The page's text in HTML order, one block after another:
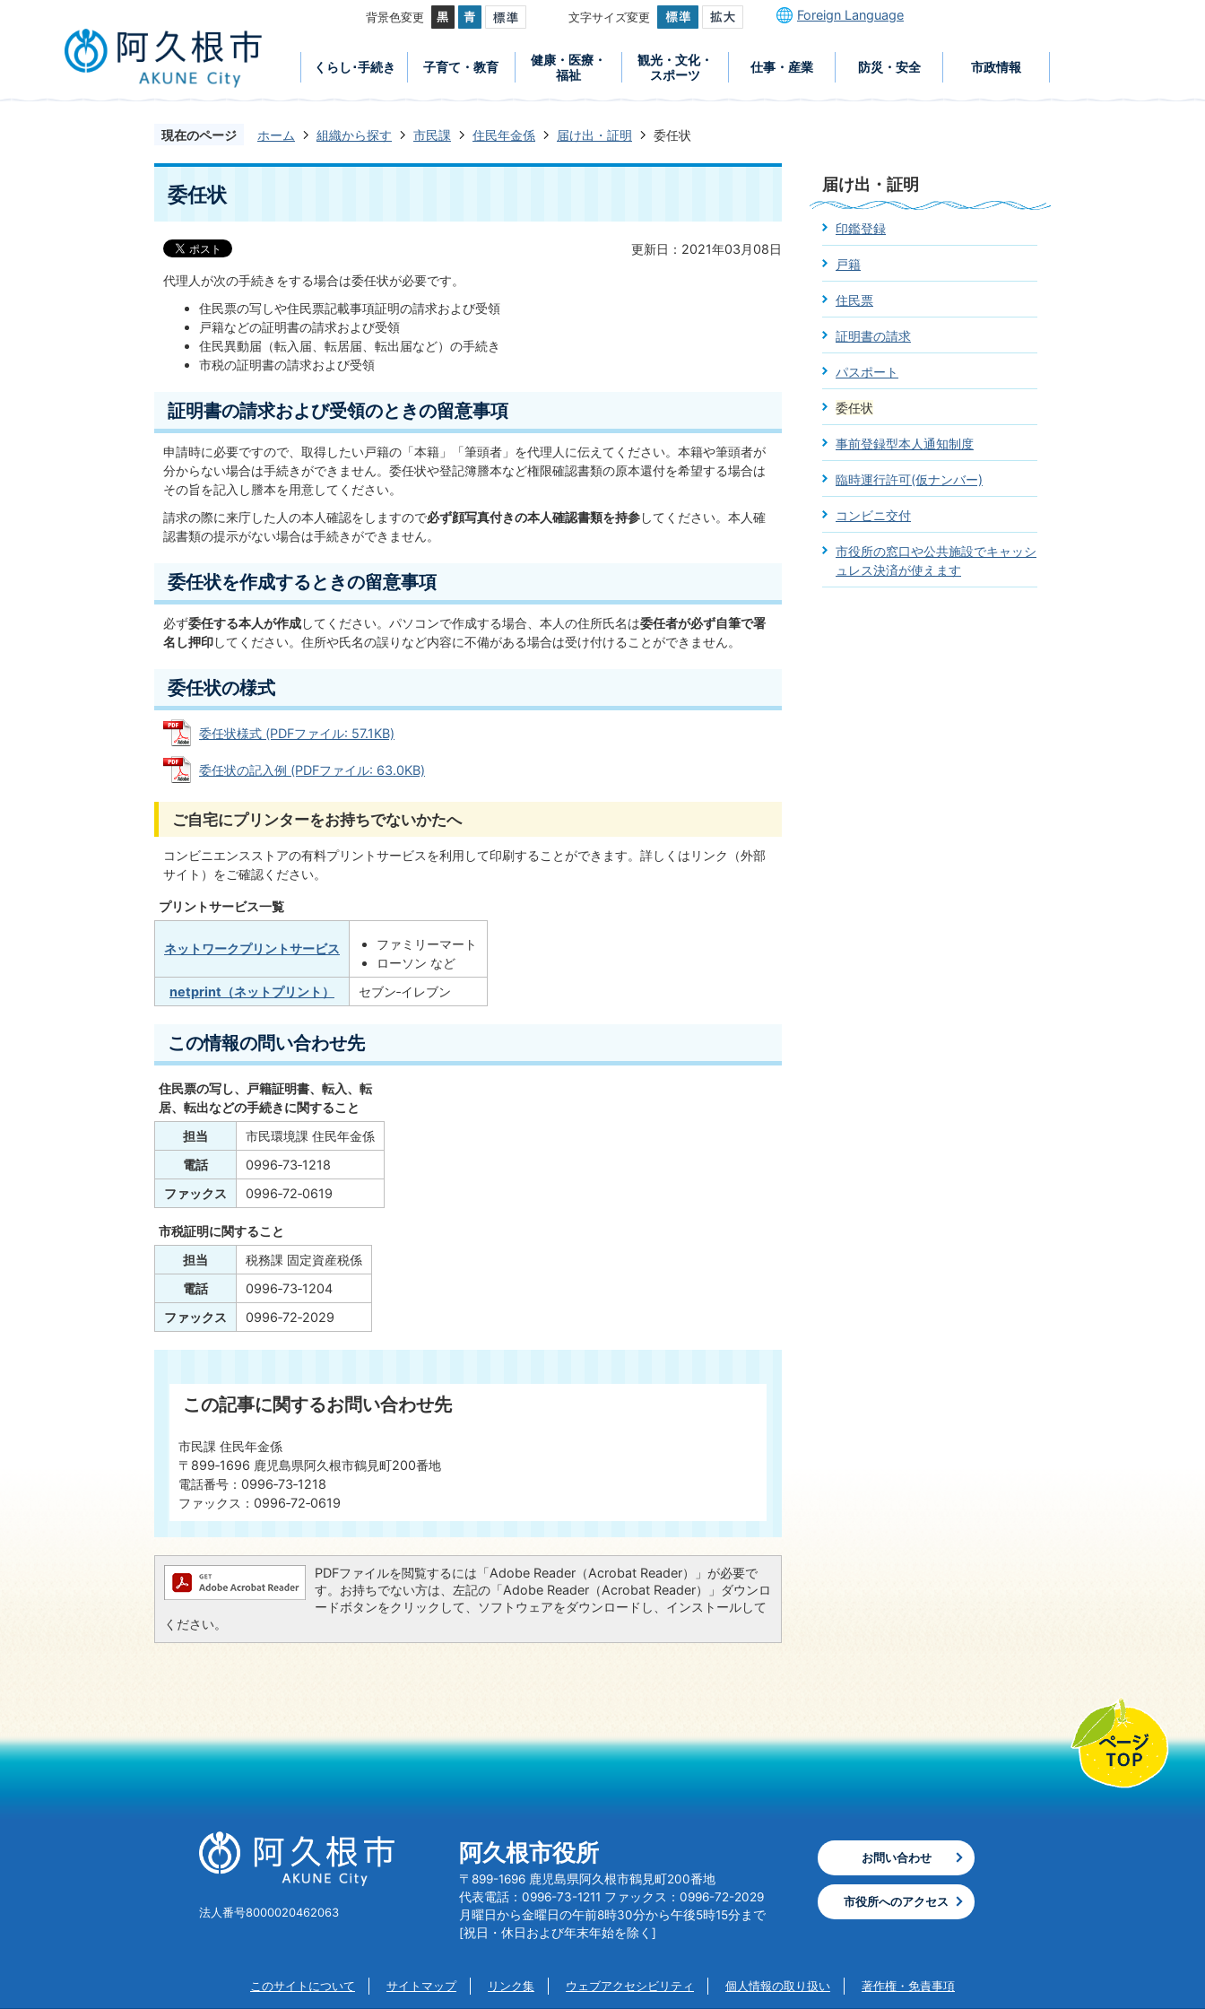
背景色変更 文字サイズ変更 Foreign Language
くらし･手続き 子育て・教育
健康・医療・
福祉
観光・文化・
スポーツ
仕事・産業 防災・安全 市政情報
現在のページ ホーム 組織から探す 市民課 住民年金係 届け出・証明 委任状
委任状
更新日：2021年03月08日
代理人が次の手続きをする場合は委任状が必要です。
住民票の写しや住民票記載事項証明の請求および受領
戸籍などの証明書の請求および受領
住民異動届（転入届、転居届、転出届など）の手続き
市税の証明書の請求および受領
証明書の請求および受領のときの留意事項
申請時に必要ですので、取得したい戸籍の「本籍」「筆頭者」を代理人に伝えてください。本籍や筆頭者が
分からない場合は手続きができません。委任状や登記簿謄本など権限確認書類の原本還付を希望する場合は
その旨を記入し謄本を用意してください。
請求の際に来庁した人の本人確認をしますので必ず顔写真付きの本人確認書類を持参してください。本人確
認書類の提示がない場合は手続きができません。
委任状を作成するときの留意事項
必ず委任する本人が作成してください。パソコンで作成する場合、本人の住所氏名は委任者が必ず自筆で署
名し押印してください。住所や氏名の誤りなど内容に不備がある場合は受け付けることができません。
委任状の様式
委任状様式 (PDFファイル: 57.1KB)
委任状の記入例 (PDFファイル: 63.0KB)
ご自宅にプリンターをお持ちでないかたへ
コンビニエンスストアの有料プリントサービスを利用して印刷することができます。詳しくはリンク（外部
サイト）をご確認ください。
プリントサービス一覧
ネットワークプリントサービス
ファミリーマート
ローソン など
netprint（ネットプリント）
セブン‐イレブン
この情報の問い合わせ先
住民票の写し、戸籍証明書、転入、転
居、転出などの手続きに関すること
担当
市民環境課 住民年金係
電話
0996‐73‐1218
ファックス
0996‐72‐0619
市税証明に関すること
担当
税務課 固定資産税係
電話
0996‐73‐1204
ファックス
0996‐72‐2029
この記事に関するお問い合わせ先
市民課 住民年金係
〒899‐1696 鹿児島県阿久根市鶴見町200番地
電話番号：0996‐73‐1218
ファックス：0996‐72‐0619
PDFファイルを閲覧するには「Adobe Reader（Acrobat Reader）」が必要で
す。お持ちでない方は、左記の「Adobe Reader（Acrobat Reader）」ダウンロ
ードボタンをクリックして、ソフトウェアをダウンロードし、インストールして
ください。
届け出・証明
印鑑登録
戸籍
住民票
証明書の請求
パスポート
委任状
事前登録型本人通知制度
臨時運行許可(仮ナンバー)
コンビニ交付
市役所の窓口や公共施設でキャッシ
ュレス決済が使えます
法人番号8000020462063
阿久根市役所
〒899-1696 鹿児島県阿久根市鶴見町200番地
代表電話：0996-73-1211 ファックス：0996-72-2029
月曜日から金曜日の午前8時30分から午後5時15分まで
[祝日・休日および年末年始を除く]
お問い合わせ
市役所へのアクセス
このサイトについて サイトマップ リンク集 ウェブアクセシビリティ 個人情報の取り扱い 著作権・免責事項